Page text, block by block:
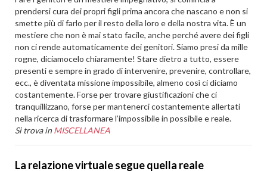
prendersi cura dei propri figli prima ancora che nascano e non si
smette più di farlo per il resto della loro e della nostra vita. È un
mestiere che non è mai stato facile, anche perché avere dei figli
non ci rende automaticamente dei genitori. Siamo presi da mille
rogne, diciamocelo chiaramente! Stare dietro a tutto, essere
presenti e sempre in grado di intervenire, prevenire, controllare,
ecc., è diventata missione impossibile, almeno così ci diciamo
costantemente. Forse per trovare giustificazioni che ci
tranquillizzano, forse per mantenerci costantemente allertati
nella ricerca di trasformare l’impossibile in possibile e reale.
Si trova in MISCELLANEA
La relazione virtuale segue quella reale